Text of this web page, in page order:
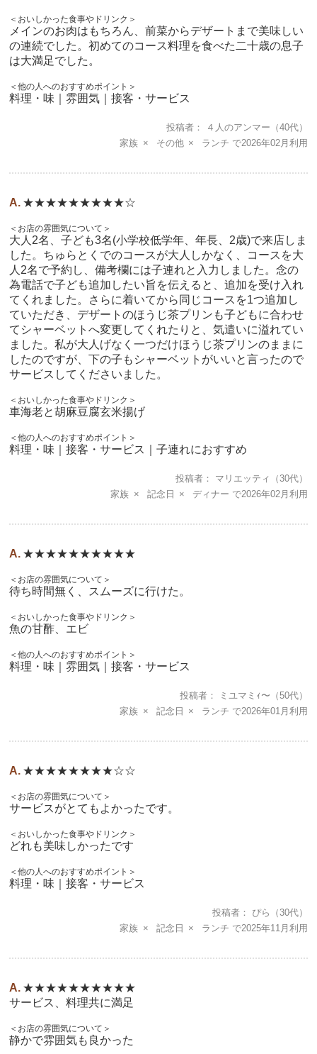
＜おいしかった食事やドリンク＞
メインのお肉はもちろん、前菜からデザートまで美味しい
の連続でした。初めてのコース料理を食べた二十歳の息子
は大満足でした。
＜他の人へのおすすめポイント＞
料理・味｜雰囲気｜接客・サービス
投稿者 ４人のアンマー （40代）
家族
その他 ランチ 2026年02月
★★★★★★★★★☆
＜お店の雰囲気について＞
大人2名、子ども3名(小学校低学年、年長、2歳)で来店しま
した。ちゅらとくでのコースが大人しかなく、コースを大
人2名で予約し、備考欄には子連れと入力しました。念の
為電話で子ども追加したい旨を伝えると、追加を受け入れ
てくれました。さらに着いてから同じコースを1つ追加し
ていただき、デザートのほうじ茶プリンも子どもに合わせ
てシャーベットへ変更してくれたりと、気遣いに溢れてい
ました。私が大人げなく一つだけほうじ茶プリンのままに
したのですが、下の子もシャーベットがいいと言ったので
サービスしてくださいました。
＜おいしかった食事やドリンク＞
車海老と胡麻豆腐玄米揚げ
＜他の人へのおすすめポイント＞
料理・味｜接客・サービス｜子連れにおすすめ
投稿者 マリエッティ
（30代）
家族
記念日 ディナー 2026年02月
★★★★★★★★★★
＜お店の雰囲気について＞
待ち時間無く、スムーズに行けた。
＜おいしかった食事やドリンク＞
魚の甘酢、エビ
＜他の人へのおすすめポイント＞
料理・味｜雰囲気｜接客・サービス
投稿者 ミユマミｨ〜 （50代）
家族
記念日 ランチ 2026年01月
★★★★★★★★☆☆
＜お店の雰囲気について＞
サービスがとてもよかったです。
＜おいしかった食事やドリンク＞
どれも美味しかったです
＜他の人へのおすすめポイント＞
料理・味｜接客・サービス
投稿者 ぴら
（30代）
家族
記念日 ランチ 2025年11月
★★★★★★★★★★
サービス、料理共に満足
＜お店の雰囲気について＞
静かで雰囲気も良かった